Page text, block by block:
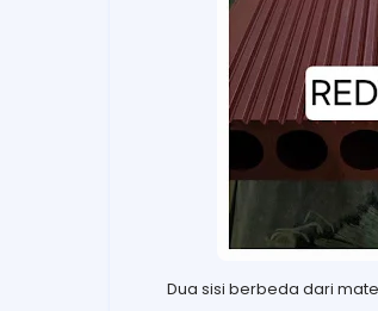
Dua sisi berbeda dari